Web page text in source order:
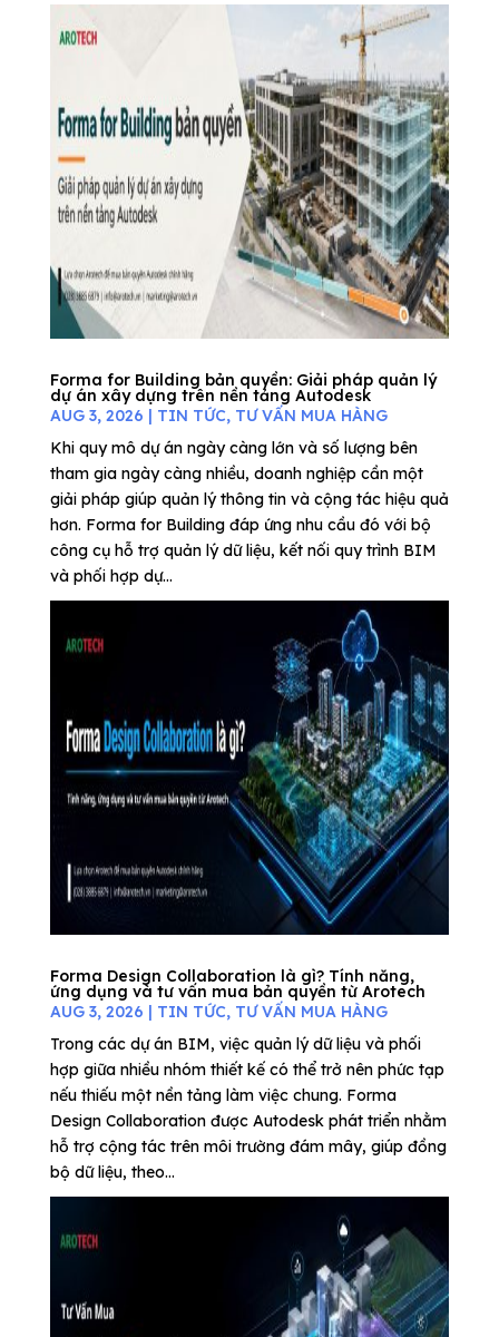
Forma for Building bản quyền: Giải pháp quản lý
dự án xây dựng trên nền tảng Autodesk
AUG 3, 2026 | TIN TỨC, TƯ VẤN MUA HÀNG
Khi quy mô dự án ngày càng lớn và số lượng bên
tham gia ngày càng nhiều, doanh nghiệp cần một
giải pháp giúp quản lý thông tin và cộng tác hiệu quả
hơn. Forma for Building đáp ứng nhu cầu đó với bộ
công cụ hỗ trợ quản lý dữ liệu, kết nối quy trình BIM
và phối hợp dự...
Forma Design Collaboration là gì? Tính năng,
ứng dụng và tư vấn mua bản quyền từ Arotech
AUG 3, 2026 | TIN TỨC, TƯ VẤN MUA HÀNG
Trong các dự án BIM, việc quản lý dữ liệu và phối
hợp giữa nhiều nhóm thiết kế có thể trở nên phức tạp
nếu thiếu một nền tảng làm việc chung. Forma
Design Collaboration được Autodesk phát triển nhằm
hỗ trợ cộng tác trên môi trường đám mây, giúp đồng
bộ dữ liệu, theo...